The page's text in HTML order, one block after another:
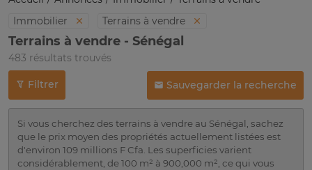
Immobilier
Terrains à vendre
Terrains à vendre - Sénégal
483 résultats trouvés
Filtrer Sauvegarder la recherche
Si vous cherchez des terrains à vendre au Sénégal, sachez
que le prix moyen des propriétés actuellement listées est
d'environ 109 millions F Cfa. Les superficies varient
considérablement, de 100 m² à 900,000 m², ce qui vous